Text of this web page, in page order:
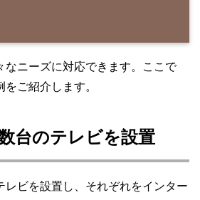
なニーズに対応できます。ここで
ご紹介します。
台のテレビを設置
レビを設置し、それぞれをインター